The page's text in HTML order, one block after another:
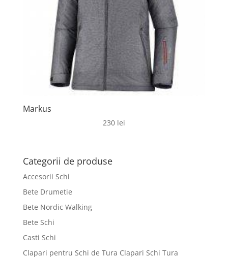
Markus
230 lei
Categorii de produse
Accesorii Schi
Bete Drumetie
Bete Nordic Walking
Bete Schi
Casti Schi
Clapari pentru Schi de Tura Clapari Schi Tura